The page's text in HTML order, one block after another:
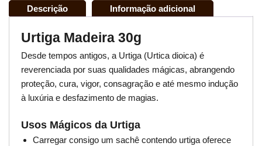
Descrição Informação adicional
Urtiga Madeira 30g
Desde tempos antigos, a Urtiga (Urtica dioica) é
reverenciada por suas qualidades mágicas, abrangendo
proteção, cura, vigor, consagração e até mesmo indução
à luxúria e desfazimento de magias.
Usos Mágicos da Urtiga
Carregar consigo um sachê contendo urtiga oferece